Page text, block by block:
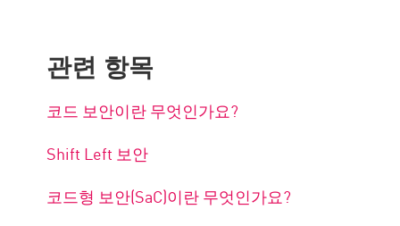
관련 항목
코드 보안이란 무엇인가요?
Shift Left 보안
코드형 보안(SaC)이란 무엇인가요?